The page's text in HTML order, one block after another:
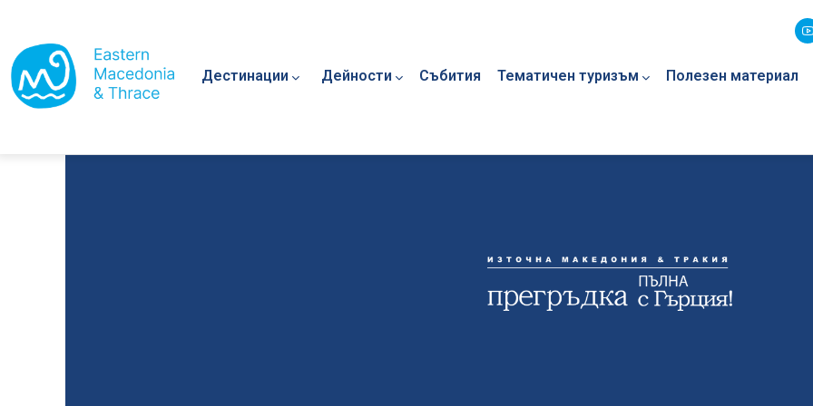
Дестинации Дейности Събития Тематичен туризъм Полезен материал